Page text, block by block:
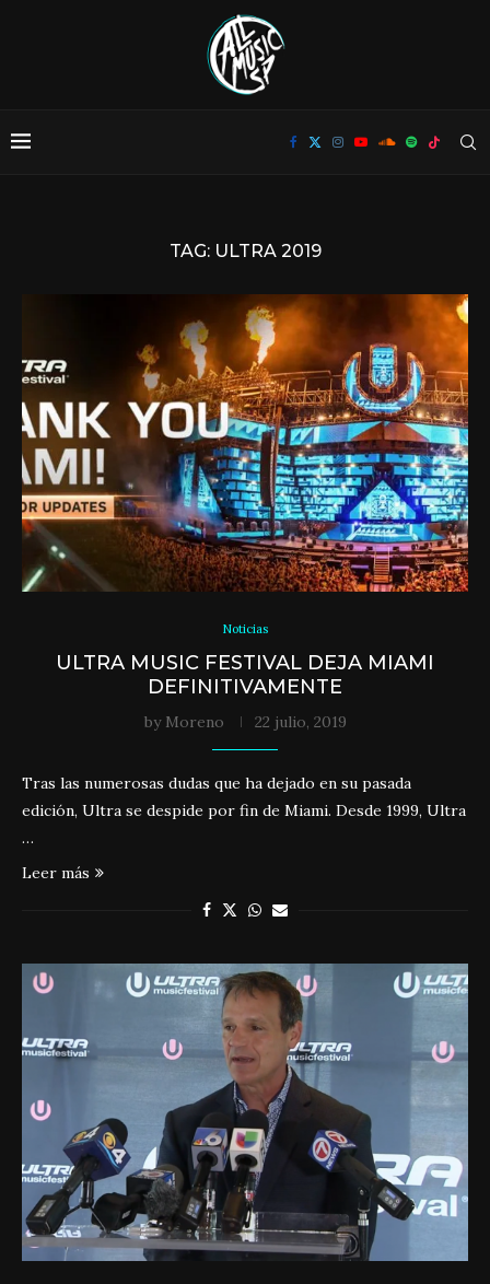
TAG: ULTRA 2019
Noticias
ULTRA MUSIC FESTIVAL DEJA MIAMI
DEFINITIVAMENTE
by Moreno 22 julio, 2019
Tras las numerosas dudas que ha dejado en su pasada
edición, Ultra se despide por fin de Miami. Desde 1999, Ultra
…
Leer más